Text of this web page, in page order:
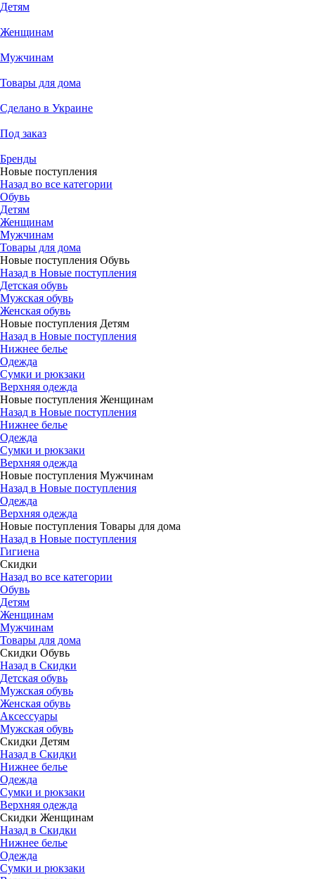
Детям
Женщинам
Мужчинам
Товары для дома
Сделано в Украине
Под заказ
Бренды
Новые поступления
Назад во все категории
Обувь
Детям
Женщинам
Мужчинам
Товары для дома
Новые поступления Обувь
Назад в Новые поступления
Детская обувь
Мужская обувь
Женская обувь
Новые поступления Детям
Назад в Новые поступления
Нижнее белье
Одежда
Сумки и рюкзаки
Верхняя одежда
Новые поступления Женщинам
Назад в Новые поступления
Нижнее белье
Одежда
Сумки и рюкзаки
Верхняя одежда
Новые поступления Мужчинам
Назад в Новые поступления
Одежда
Верхняя одежда
Новые поступления Товары для дома
Назад в Новые поступления
Гигиена
Скидки
Назад во все категории
Обувь
Детям
Женщинам
Мужчинам
Товары для дома
Скидки Обувь
Назад в Скидки
Детская обувь
Мужская обувь
Женская обувь
Аксессуары
Мужская обувь
Скидки Детям
Назад в Скидки
Нижнее белье
Одежда
Сумки и рюкзаки
Верхняя одежда
Скидки Женщинам
Назад в Скидки
Нижнее белье
Одежда
Сумки и рюкзаки